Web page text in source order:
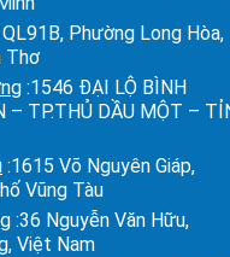
QL91B, Phường Long Hòa,
Thơ
:1546 ĐẠI LỘ BÌNH
– TP.THỦ DẦU MỘT –
:1615 Võ Nguyên Giáp,
Vũng Tàu
:36 Nguyễn Văn Hữu,
Việt Nam